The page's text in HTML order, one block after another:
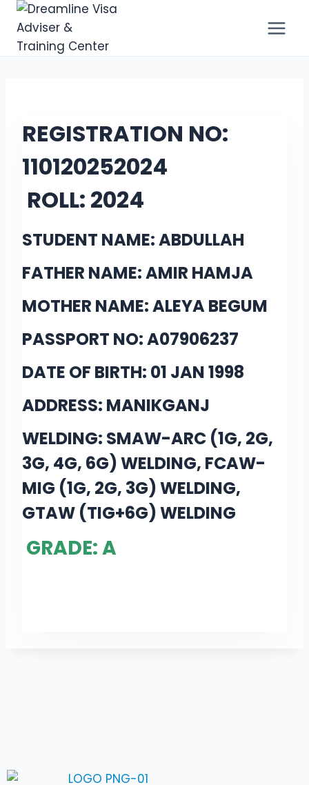
REGISTRATION NO:
110120252024
ROLL: 2024
STUDENT NAME: ABDULLAH
FATHER NAME: AMIR HAMJA
MOTHER NAME: ALEYA BEGUM
PASSPORT NO: A07906237
DATE OF BIRTH: 01 JAN 1998
ADDRESS: MANIKGANJ
WELDING: SMAW-ARC (1G, 2G,
3G, 4G, 6G) WELDING, FCAW-
MIG (1G, 2G, 3G) WELDING,
GTAW (TIG+6G) WELDING
GRADE: A